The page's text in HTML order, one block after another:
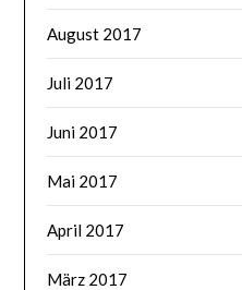
August 2017
Juli 2017
Juni 2017
Mai 2017
April 2017
März 2017